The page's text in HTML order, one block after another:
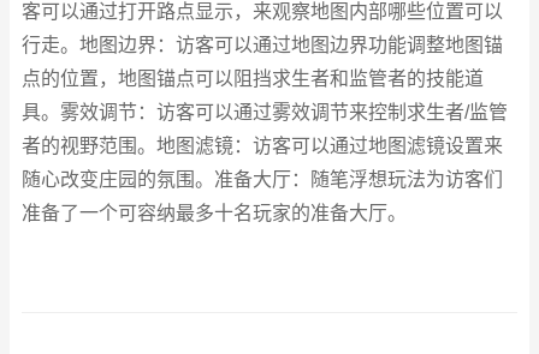
客可以通过打开路点显示，来观察地图内部哪些位置可以
行走。地图边界：访客可以通过地图边界功能调整地图锚
点的位置，地图锚点可以阻挡求生者和监管者的技能道
具。雾效调节：访客可以通过雾效调节来控制求生者/监管
者的视野范围。地图滤镜：访客可以通过地图滤镜设置来
随心改变庄园的氛围。准备大厅：随笔浮想玩法为访客们
准备了一个可容纳最多十名玩家的准备大厅。